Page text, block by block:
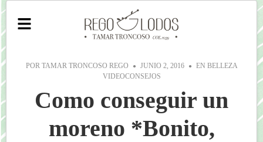
POR TAMAR TRONCOSO REGO JUNIO 2, 2016 EN BELLEZA
VIDEOCONSEJOS
Como conseguir un
moreno *Bonito,